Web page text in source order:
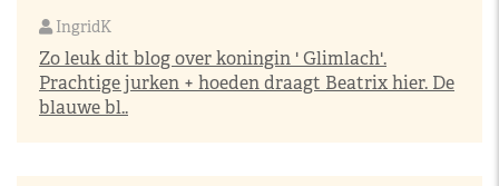
IngridK
Zo leuk dit blog over koningin ' Glimlach'.
Prachtige jurken + hoeden draagt Beatrix hier. De
blauwe bl..